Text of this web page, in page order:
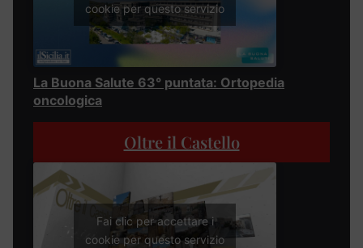
cookie per questo servizio
La Buona Salute 63° puntata: Ortopedia
oncologica
Oltre il Castello
Fai clic per accettare i
cookie per questo servizio